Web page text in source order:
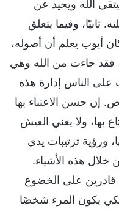
الله ويحيد عن
ثانيًا، وفيما يتعلق
أيوب يعلم أن أصوله،
فقد جاءت من الله وهي
على الناس إدارة هذه
إن حسن الاعتناء بها
بها، ولا يعني العيش
ورؤية ترتيبات يدي
خلال هذه الأشياء.
قادرين على الخضوع
لكي يكون المرء شخصًا